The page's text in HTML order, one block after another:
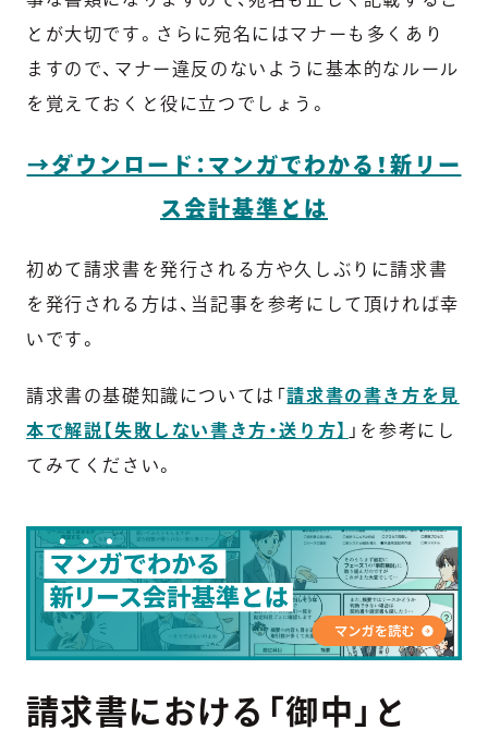
とが大切です。さらに宛名にはマナーも多くあり
ますので、マナー違反のないように基本的なルール
を覚えておくと役に立つでしょう。
→ダウンロード：マンガでわかる！新リー
ス会計基準とは
初めて請求書を発行される方や久しぶりに請求書
を発行される方は、当記事を参考にして頂ければ幸
いです。
請求書の基礎知識については「請求書の書き方を見
本で解説【失敗しない書き方・送り方】
」を参考にし
てみてください。
請求書における「御中」と